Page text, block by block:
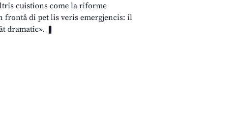
cuistions come la riforme
frontâ di pet lis veris emergjencis: il
dramatic». ❚